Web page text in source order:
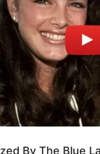
By The Blue